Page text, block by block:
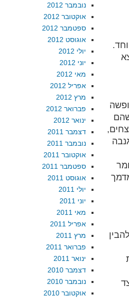
נובמבר 2012
אוקטובר 2012
ספטמבר 2012
אוגוסט 2012
יולי 2012
יוני 2012
מאי 2012
אפריל 2012
מרץ 2012
פברואר 2012
ינואר 2012
דצמבר 2011
נובמבר 2011
אוקטובר 2011
ספטמבר 2011
אוגוסט 2011
יולי 2011
יוני 2011
מאי 2011
אפריל 2011
מרץ 2011
פברואר 2011
ינואר 2011
דצמבר 2010
נובמבר 2010
אוקטובר 2010